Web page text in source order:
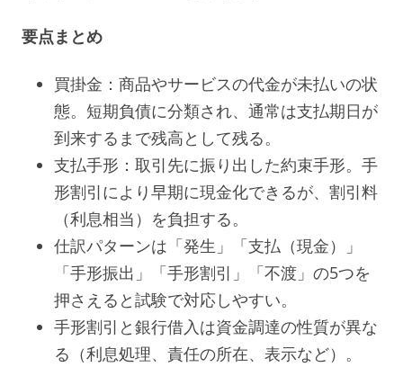
要点まとめ
買掛金：商品やサービスの代金が未払いの状
態。短期負債に分類され、通常は支払期日が
到来するまで残高として残る。
支払手形：取引先に振り出した約束手形。手
形割引により早期に現金化できるが、割引料
（利息相当）を負担する。
仕訳パターンは「発生」「支払（現金）」
「手形振出」「手形割引」「不渡」の5つを
押さえると試験で対応しやすい。
手形割引と銀行借入は資金調達の性質が異な
る（利息処理、責任の所在、表示など）。